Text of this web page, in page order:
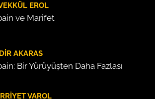
EROL
ve Marifet
AKARAS
Bir Yürüyüşten Daha Fazlası
VAROL